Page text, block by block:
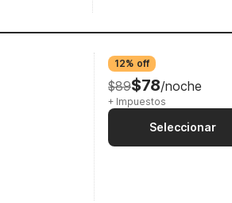
12% off
$89$78/noche
+ Impuestos
Seleccionar